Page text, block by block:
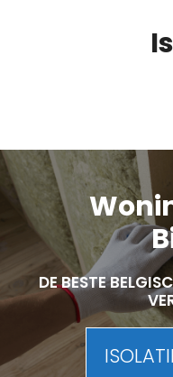
DE BESTE